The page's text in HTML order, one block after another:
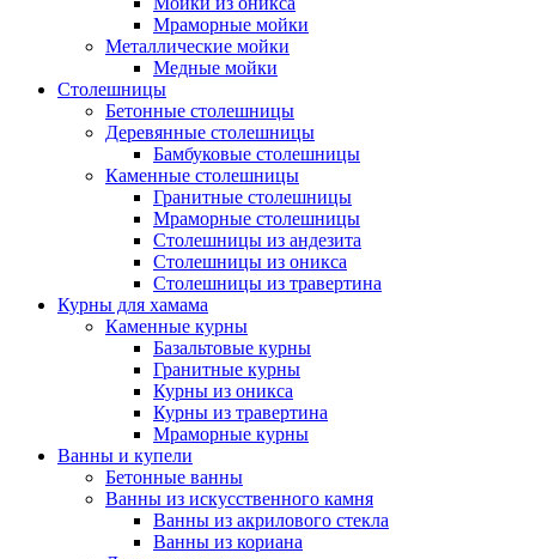
Мраморные мойки
Металлические мойки
Медные мойки
Столешницы
Бетонные столешницы
Деревянные столешницы
Бамбуковые столешницы
Каменные столешницы
Гранитные столешницы
Мраморные столешницы
Столешницы из андезита
Столешницы из оникса
Столешницы из травертина
Курны для хамама
Каменные курны
Базальтовые курны
Гранитные курны
Курны из оникса
Курны из травертина
Мраморные курны
Ванны и купели
Бетонные ванны
Ванны из искусственного камня
Ванны из акрилового стекла
Ванны из кориана